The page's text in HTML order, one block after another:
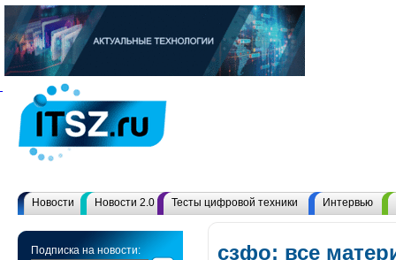
Новости Новости 2.0 Тесты цифровой техники Интервью
Подписка на новости:
сзфо: все